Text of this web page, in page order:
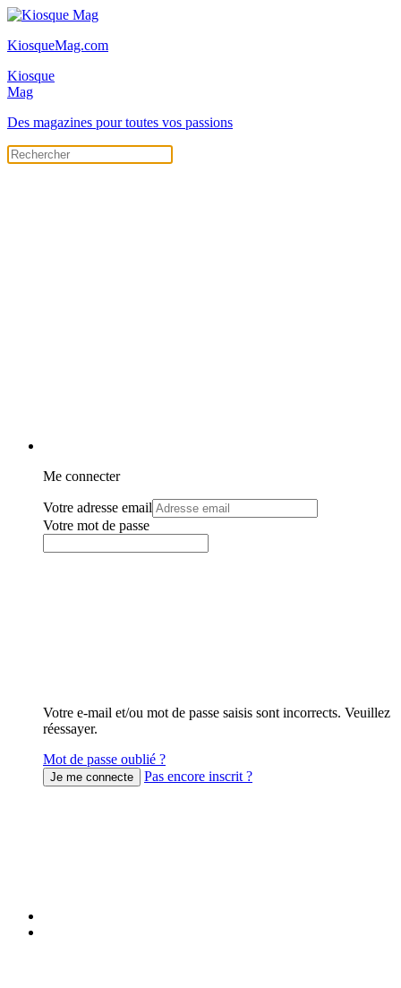
KiosqueMag.com
Kiosque
Mag
Des magazines pour toutes vos passions
Me connecter
Votre adresse email
Votre mot de passe
Votre e-mail et/ou mot de passe saisis sont incorrects. Veuillez
réessayer.
Mot de passe oublié ?
Pas encore inscrit ?